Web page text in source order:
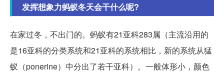
发挥想象力蚂蚁冬天会干什么呢?
在家过冬，不出门的。蚂蚁有21亚科283属（主流沿用的
是16亚科的分类系统和21亚科的系统相比，新的系统从猛
蚁（ponerine）中分出了若干亚科）。一般体形小，颜色